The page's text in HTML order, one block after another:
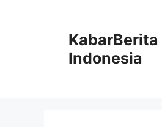
Indonesia